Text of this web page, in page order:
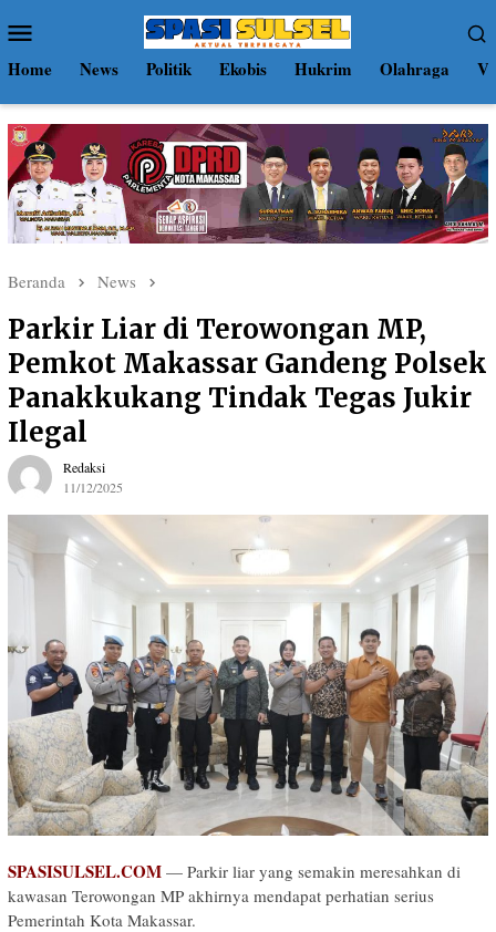
ke
kontenMobile
Home News Politik Ekobis Hukrim Olahraga
Beranda News
Parkir Liar di Terowongan MP,
Pemkot Makassar Gandeng Polsek
Panakkukang Tindak Tegas Jukir
Ilegal
Redaksi
11/12/2025
SPASISULSEL.COM — Parkir liar yang semakin meresahkan di
kawasan Terowongan MP akhirnya mendapat perhatian serius
Pemerintah Kota Makassar.